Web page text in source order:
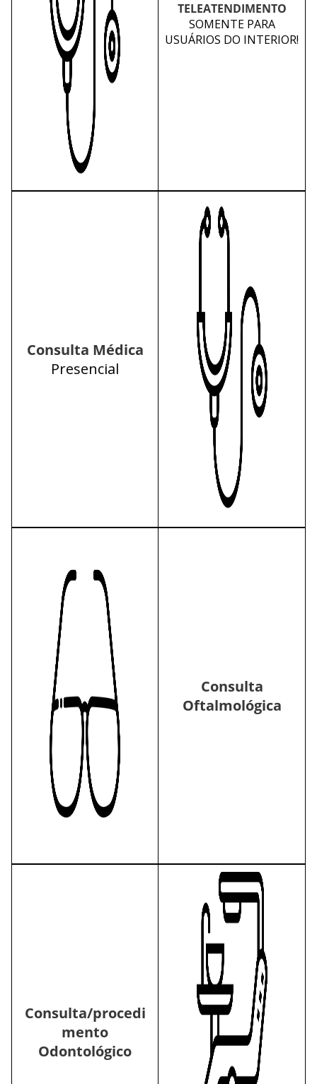
TELEATENDIMENTO
SOMENTE PARA
USUÁRIOS DO INTERIOR!
Consulta Médica
Presencial
Consulta
Oftalmológica
Consulta/procedi
mento
Odontológico